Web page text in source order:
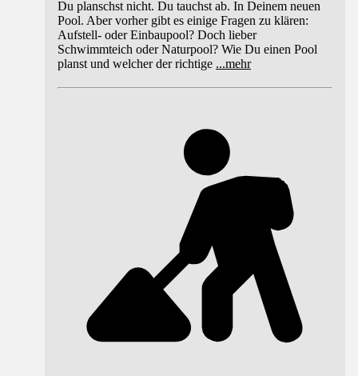
Du planschst nicht. Du tauchst ab. In Deinem neuen
Pool. Aber vorher gibt es einige Fragen zu klären:
Aufstell- oder Einbaupool? Doch lieber
Schwimmteich oder Naturpool? Wie Du einen Pool
planst und welcher der richtige ...mehr